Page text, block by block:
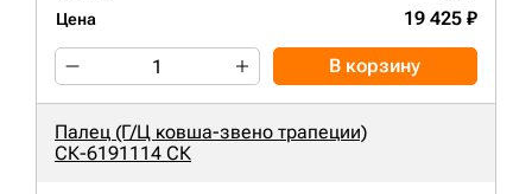
Цена 19 425 ₽
В корзину
Палец (Г/Ц ковша-звено трапеции)
СК-6191114 СК